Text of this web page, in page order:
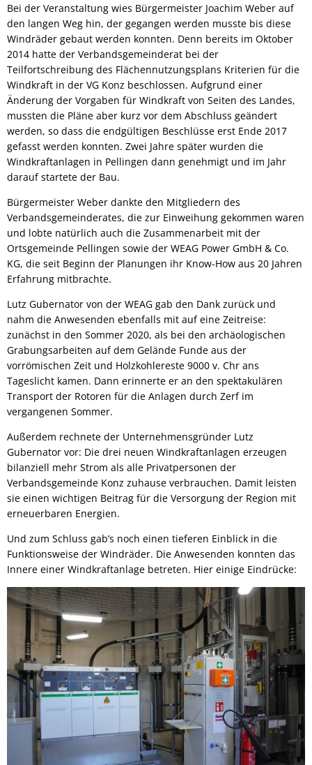
Bei der Veranstaltung wies Bürgermeister Joachim Weber auf
den langen Weg hin, der gegangen werden musste bis diese
Windräder gebaut werden konnten. Denn bereits im Oktober
2014 hatte der Verbandsgemeinderat bei der
Teilfortschreibung des Flächennutzungsplans Kriterien für die
Windkraft in der VG Konz beschlossen. Aufgrund einer
Änderung der Vorgaben für Windkraft von Seiten des Landes,
mussten die Pläne aber kurz vor dem Abschluss geändert
werden, so dass die endgültigen Beschlüsse erst Ende 2017
gefasst werden konnten. Zwei Jahre später wurden die
Windkraftanlagen in Pellingen dann genehmigt und im Jahr
darauf startete der Bau.
Bürgermeister Weber dankte den Mitgliedern des
Verbandsgemeinderates, die zur Einweihung gekommen waren
und lobte natürlich auch die Zusammenarbeit mit der
Ortsgemeinde Pellingen sowie der WEAG Power GmbH & Co.
KG, die seit Beginn der Planungen ihr Know-How aus 20 Jahren
Erfahrung mitbrachte.
Lutz Gubernator von der WEAG gab den Dank zurück und
nahm die Anwesenden ebenfalls mit auf eine Zeitreise:
zunächst in den Sommer 2020, als bei den archäologischen
Grabungsarbeiten auf dem Gelände Funde aus der
vorrömischen Zeit und Holzkohlereste 9000 v. Chr ans
Tageslicht kamen. Dann erinnerte er an den spektakulären
Transport der Rotoren für die Anlagen durch Zerf im
vergangenen Sommer.
Außerdem rechnete der Unternehmensgründer Lutz
Gubernator vor: Die drei neuen Windkraftanlagen erzeugen
bilanziell mehr Strom als alle Privatpersonen der
Verbandsgemeinde Konz zuhause verbrauchen. Damit leisten
sie einen wichtigen Beitrag für die Versorgung der Region mit
erneuerbaren Energien.
Und zum Schluss gab’s noch einen tieferen Einblick in die
Funktionsweise der Windräder. Die Anwesenden konnten das
Innere einer Windkraftanlage betreten. Hier einige Eindrücke: